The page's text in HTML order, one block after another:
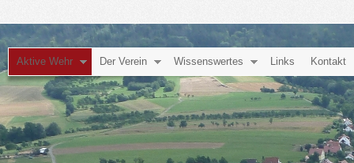
Aktive Wehr Der Verein Wissenswertes Links Kontakt